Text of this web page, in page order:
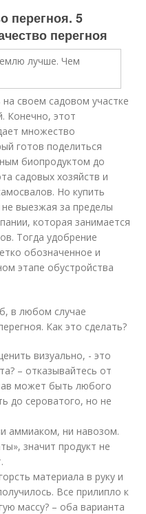
перегноя. 5
перегноя
своем садовом участке
Конечно, этот
множество
готов поделиться
биопродуктом до
садовых хозяйств и
Но купить
выезжая за пределы
которая занимается
Тогда удобрение
обозначенное и
этапе обустройства
в любом случае
Как это сделать?
визуально, - это
– отказывайтесь от
может быть любого
до сероватого, но не
аммиаком, ни навозом.
значит продукт не
материала в руку и
Все прилипло к
массу? – оба варианта